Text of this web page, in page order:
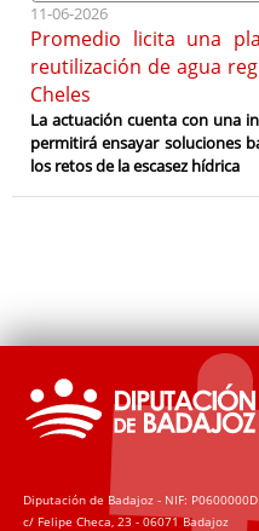
11-06-2026
Promedio licita una
reutilización de agua
Cheles
La actuación cuenta con una
permitirá ensayar soluciones
los retos de la escasez hídrica
Diputación de Badajoz - NIF: P0600000D
c/ Felipe Checa, 23 - 06071 Badajoz